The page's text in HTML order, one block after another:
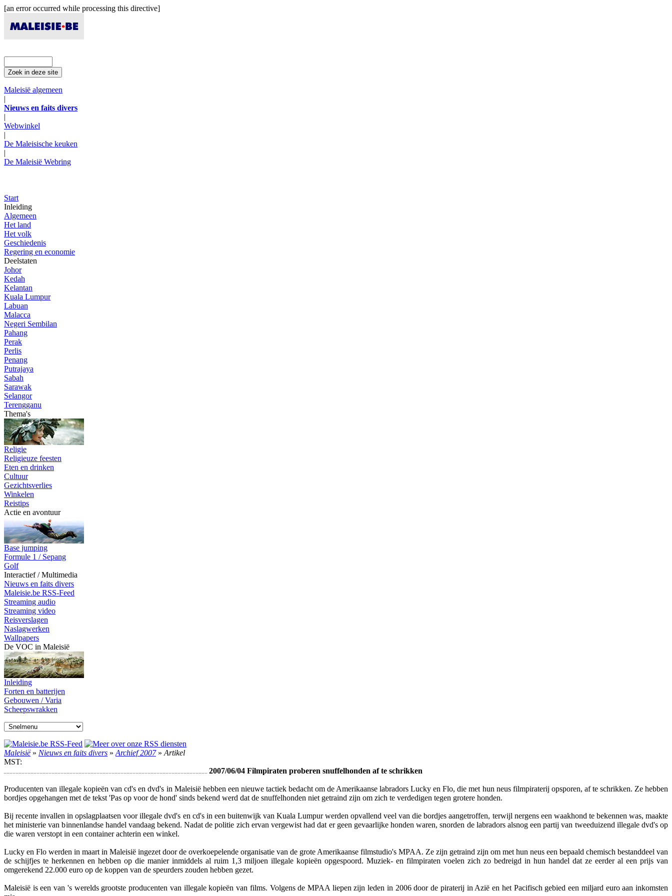
[an error occurred while processing this directive]
Maleisië algemeen
|
Nieuws en faits divers
|
Webwinkel
|
De Maleisische keuken
|
De Maleisië Webring
Start
Inleiding
Algemeen
Het land
Het volk
Geschiedenis
Regering en economie
Deelstaten
Johor
Kedah
Kelantan
Kuala Lumpur
Labuan
Malacca
Negeri Sembilan
Pahang
Perak
Perlis
Penang
Putrajaya
Sabah
Sarawak
Selangor
Terengganu
Thema's
Religie
Religieuze feesten
Eten en drinken
Cultuur
Gezichtsverlies
Winkelen
Reistips
Actie en avontuur
Base jumping
Formule 1 / Sepang
Golf
Interactief / Multimedia
Nieuws en faits divers
Maleisie.be RSS-Feed
Streaming audio
Streaming video
Reisverslagen
Naslagwerken
Wallpapers
De VOC in Maleisië
Inleiding
Forten en batterijen
Gebouwen / Varia
Scheepswrakken
Maleisië» Nieuws en faits divers » Archief 2007» Artikel
MST:
2007/06/04 Filmpiraten proberen snuffelhonden af te schrikken
Producenten van illegale kopieën van cd's en dvd's in Maleisië hebben een nieuwe tactiek bedacht om de Amerikaanse labradors Lucky en Flo, die met hun neus filmpiraterij opsporen, af te schrikken. Ze hebben
bordjes opgehangen met de tekst 'Pas op voor de hond' sinds bekend werd dat de snuffelhonden niet getraind zijn om zich te verdedigen tegen grotere honden.
Bij recente invallen in opslagplaatsen voor illegale dvd's en cd's in een buitenwijk van Kuala Lumpur werden opvallend veel van die bordjes aangetroffen, terwijl nergens een waakhond te bekennen was, maakte
het ministerie van binnenlandse handel vandaag bekend. Nadat de politie zich ervan vergewist had dat er geen gevaarlijke honden waren, snorden de labradors alsnog een partij van tweeduizend illegale dvd's op
die waren verstopt in een container achterin een winkel.
Lucky en Flo werden in maart in Maleisië ingezet door de overkoepelende organisatie van de grote Amerikaanse filmstudio's MPAA. Ze zijn getraind zijn om met hun neus een bepaald chemisch bestanddeel van
de schijfjes te herkennen en hebben op die manier inmiddels al ruim 1,3 miljoen illegale kopieën opgespoord. Muziek- en filmpiraten voelen zich zo bedreigd in hun handel dat ze eerder al een prijs van
omgerekend 22.000 euro op de koppen van de speurders zouden hebben gezet.
Maleisië is een van 's werelds grootste producenten van illegale kopieën van films. Volgens de MPAA liepen zijn leden in 2006 door de piraterij in Azië en het Pacifisch gebied een miljard euro aan inkomsten